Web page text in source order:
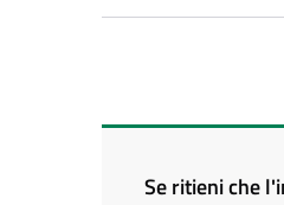
Se ritieni che